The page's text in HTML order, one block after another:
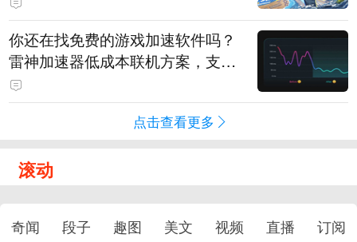
你还在找免费的游戏加速软件吗？
雷神加速器低成本联机方案，支持
免费试用
点击查看更多
滚动
奇闻 段子 趣图 美文 视频 直播
订阅